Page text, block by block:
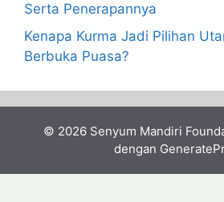
Serta Penerapannya
Kenapa Kurma Jadi Pilihan
Berbuka Puasa?
© 2026 Senyum Mandiri
dengan